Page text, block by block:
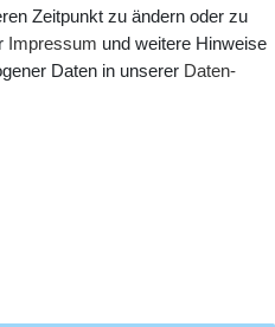
Alle Rechte vorbehalten.
Zeitpunkt zu ändern oder zu
Impressum und weitere Hinweise
Daten in unserer Daten­